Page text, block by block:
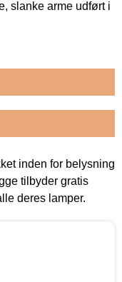
slanke arme udført i
inden for belysning
tilbyder gratis
deres lamper.